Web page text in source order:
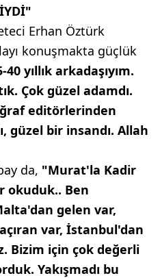
Erhan Öztürk
konuşmakta güçlük
yıllık arkadaşıyım.
Çok güzel adamdı.
editörlerinden
güzel bir insandı. Allah
da, "Murat'la Kadir
okuduk.. Ben
gelen var,
var, İstanbul'dan
Bizim için çok değerli
Yakışmadı bu